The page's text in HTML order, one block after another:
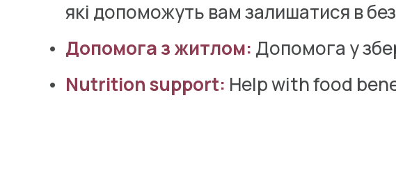
які допоможуть вам залишатися в
Допомога з житлом: Допомога у
Nutrition support: Help with food